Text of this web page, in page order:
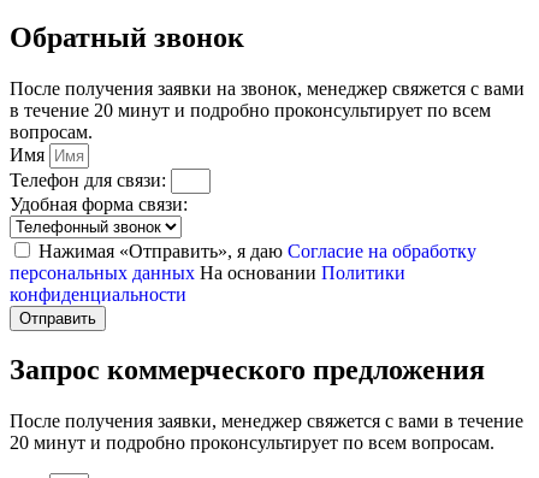
Обратный звонок
После получения заявки на звонок, менеджер свяжется с вами
в течение 20 минут и подробно проконсультирует по всем
вопросам.
Имя
Телефон для связи:
Удобная форма связи:
Нажимая «Отправить», я даю Согласие на обработку
персональных данных На основании Политики
конфиденциальности
Отправить
Запрос коммерческого предложения
После получения заявки, менеджер свяжется с вами в течение
20 минут и подробно проконсультирует по всем вопросам.